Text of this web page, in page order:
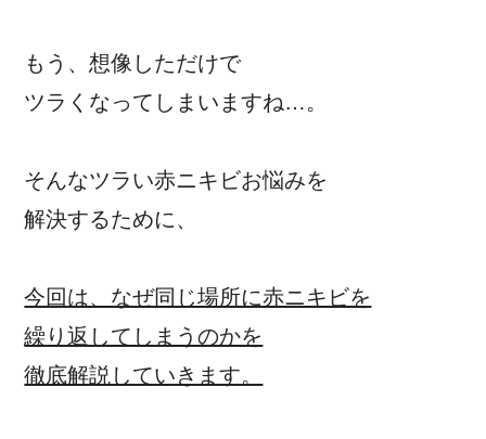
もう、想像しただけで
ツラくなってしまいますね…。
そんなツラい赤ニキビお悩みを
解決するために、
今回は、なぜ同じ場所に赤ニキビを
繰り返してしまうのかを
徹底解説していきます。